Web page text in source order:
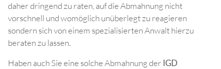
daher dringend zu raten, auf die Abmahnung nicht
vorschnell und womöglich unüberlegt zu reagieren
sondern sich von einem spezialisierten Anwalt hierzu
beraten zu lassen.
Haben auch Sie eine solche Abmahnung der IGD